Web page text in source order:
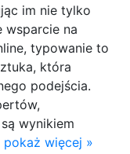
im nie tylko
wsparcie na
typowanie to
która
podejścia.
wynikiem
pokaż więcej »